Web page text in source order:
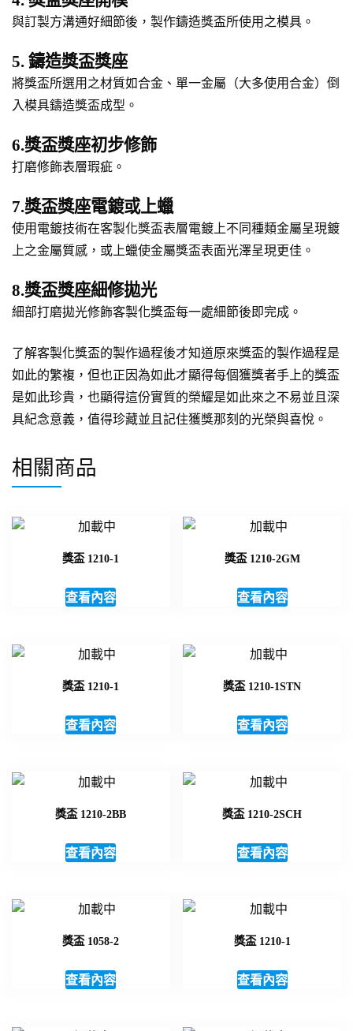
與訂製方溝通好細節後，製作鑄造獎盃所使用之模具。
5. 鑄造獎盃獎座
將獎盃所選用之材質如合金、單一金屬（大多使用合金）倒
入模具鑄造獎盃成型。
6.獎盃獎座初步修飾
打磨修飾表層瑕疵。
7.獎盃獎座電鍍或上蠟
使用電鍍技術在客製化獎盃表層電鍍上不同種類金屬呈現鍍
上之金屬質感，或上蠟使金屬獎盃表面光澤呈現更佳。
8.獎盃獎座細修拋光
細部打磨拋光修飾客製化獎盃每一處細節後即完成。
了解客製化獎盃的製作過程後才知道原來獎盃的製作過程是
如此的繁複，但也正因為如此才顯得每個獲獎者手上的獎盃
是如此珍貴，也顯得這份實質的榮耀是如此來之不易並且深
具紀念意義，值得珍藏並且記住獲獎那刻的光榮與喜悅。
相關商品
獎盃 1210-1
查看內容
獎盃 1210-2GM
查看內容
獎盃 1210-1
查看內容
獎盃 1210-1STN
查看內容
獎盃 1210-2BB
查看內容
獎盃 1210-2SCH
查看內容
獎盃 1058-2
查看內容
獎盃 1210-1
查看內容